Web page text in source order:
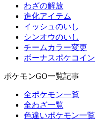
わざの解放
進化アイテム
イッシュのいし
シンオウのいし
チームカラー変更
ボーナスポケコイン
ポケモンGO一覧記事
全ポケモン一覧
全わざ一覧
色違いポケモン一覧